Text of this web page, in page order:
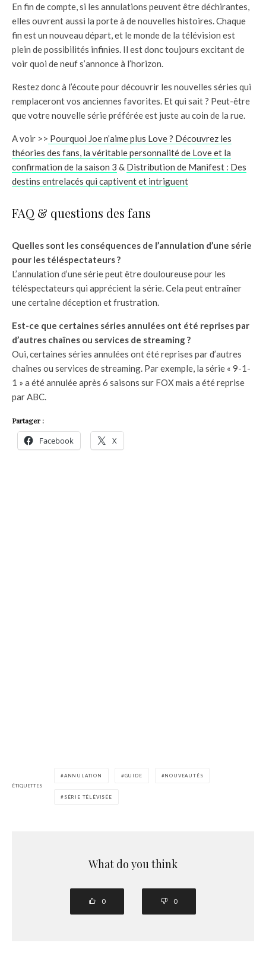
En fin de compte, si les annulations peuvent être déchirantes,
elles ouvrent aussi la porte à de nouvelles histoires. Chaque
fin est un nouveau départ, et le monde de la télévision est
plein de possibilités infinies. Il est donc toujours excitant de
voir quoi de neuf s’annonce à l’horizon.
Restez donc à l’écoute pour découvrir les nouvelles séries qui
remplaceront vos anciennes favorites. Et qui sait ? Peut-être
que votre nouvelle série préférée est juste au coin de la rue.
A voir >> Pourquoi Joe n’aime plus Love ? Découvrez les
théories des fans, la véritable personnalité de Love et la
confirmation de la saison 3 & Distribution de Manifest : Des
destins entrelacés qui captivent et intriguent
FAQ & questions des fans
Quelles sont les conséquences de l’annulation d’une série
pour les téléspectateurs ?
L’annulation d’une série peut être douloureuse pour les
téléspectateurs qui apprécient la série. Cela peut entraîner
une certaine déception et frustration.
Est-ce que certaines séries annulées ont été reprises par
d’autres chaînes ou services de streaming ?
Oui, certaines séries annulées ont été reprises par d’autres
chaînes ou services de streaming. Par exemple, la série « 9-1-
1 » a été annulée après 6 saisons sur FOX mais a été reprise
par ABC.
Partager :
Facebook X
ÉTIQUETTES
ANNULATION GUIDE NOUVEAUTÉS
SÉRIE TÉLÉVISÉE
What do you think
0 0